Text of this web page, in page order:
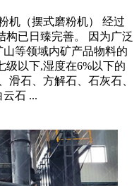
机（摆式磨粉机） 经过
构已日臻完善。 因为广泛
等领域内矿产品物料的
级以下,湿度在6%以下的
滑石、方解石、石灰石、
石 ...